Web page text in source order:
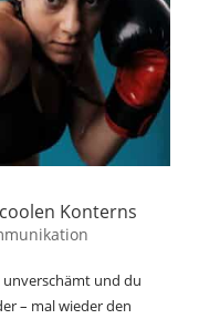
Konterns
unverschämt und du
– mal wieder den